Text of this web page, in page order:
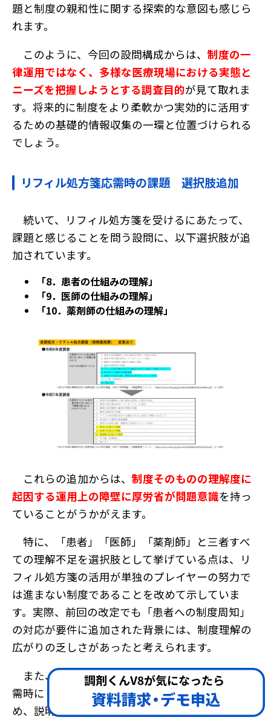
題と制度の親和性に関する探索的な意図も感じら
れます。
このように、今回の設問構成からは、 制度の一
律運用ではなく、多様な医療現場における実態と
ニーズを把握しようとする調査目的が見て取れま
す。将来的に制度をより柔軟かつ実効的に活用す
るための基礎的情報収集の一環と位置づけられる
でしょう。
リフィル処方箋応需時の課題 選択肢追加
続いて、リフィル処方箋を受けるにあたって、
課題と感じることを問う設問に、以下選択肢が追
加されています。
「8．患者の仕組みの理解」
「9．医師の仕組みの理解」
「10．薬剤師の仕組みの理解」
これらの追加からは、 制度そのものの理解度に
起因する運用上の障壁に厚労省が問題意識を持っ
ていることがうかがえます。
特に、「患者」「医師」「薬剤師」と三者すべ
ての理解不足を選択肢として挙げている点は、リ
フィル処方箋の活用が単独のプレイヤーの努力で
は進まない制度であることを改めて示していま
す。実際、前回の改定でも「患者への制度周知」
の対応が要件に追加された背景には、制度理解の
広がりの乏しさがあったと考えられます。
また、薬局現場から見れば、リフィル処方箋応
需時に「患者が制度そのものを理解していないた
め、説明に時間を要する」「医師からの理解が不